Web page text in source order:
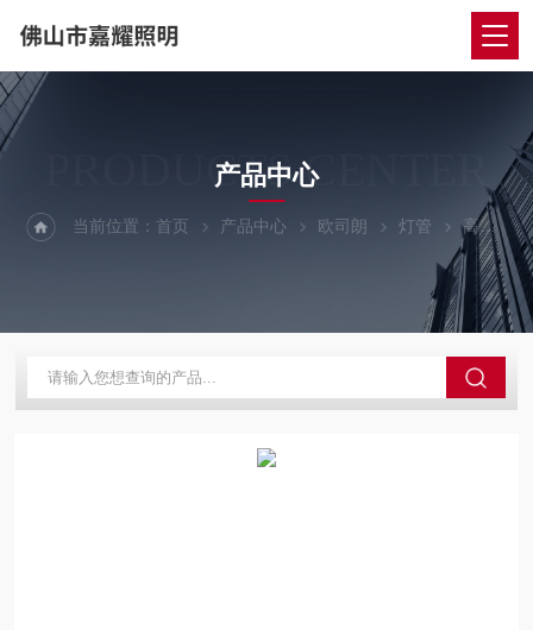
PRODUCTS CENTER
产品中心
当前位置：首页 产品中心 欧司朗 灯管 高光效 86517.5W欧司朗星亮LED灯管 ST8V-0.6M 8.7W EM